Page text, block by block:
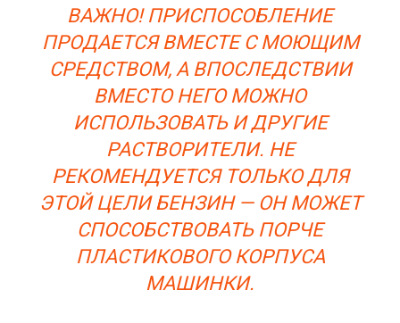
ВАЖНО! ПРИСПОСОБЛЕНИЕ
ПРОДАЕТСЯ ВМЕСТЕ С МОЮЩИМ
СРЕДСТВОМ, А ВПОСЛЕДСТВИИ
ВМЕСТО НЕГО МОЖНО
ИСПОЛЬЗОВАТЬ И ДРУГИЕ
РАСТВОРИТЕЛИ. НЕ
РЕКОМЕНДУЕТСЯ ТОЛЬКО ДЛЯ
ЭТОЙ ЦЕЛИ БЕНЗИН — ОН МОЖЕТ
СПОСОБСТВОВАТЬ ПОРЧЕ
ПЛАСТИКОВОГО КОРПУСА
МАШИНКИ.